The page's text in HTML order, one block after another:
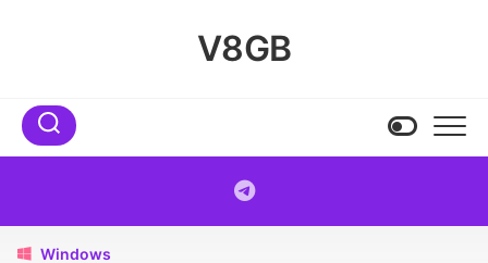
V8GB
 Windows